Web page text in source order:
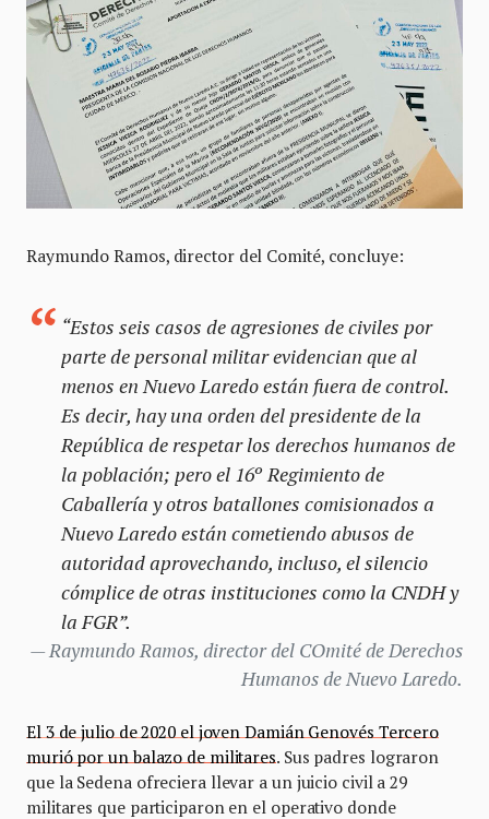
Raymundo Ramos, director del Comité, concluye:
“Estos seis casos de agresiones de civiles por
parte de personal militar evidencian que al
menos en Nuevo Laredo están fuera de control.
Es decir, hay una orden del presidente de la
República de respetar los derechos humanos de
la población; pero el 16º Regimiento de
Caballería y otros batallones comisionados a
Nuevo Laredo están cometiendo abusos de
autoridad aprovechando, incluso, el silencio
cómplice de otras instituciones como la CNDH y
la FGR”.
Raymundo Ramos, director del COmité de Derechos
Humanos de Nuevo Laredo.
El 3 de julio de 2020 el joven Damián Genovés Tercero
murió por un balazo de militares. Sus padres lograron
que la Sedena ofreciera llevar a un juicio civil a 29
militares que participaron en el operativo donde